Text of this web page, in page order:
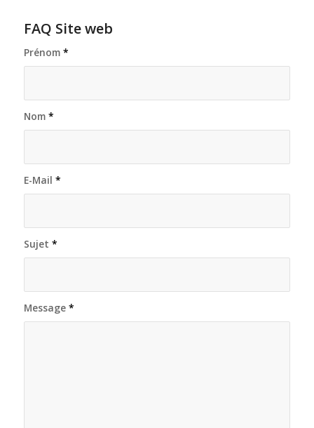
FAQ Site web
Prénom *
Nom *
E-Mail *
Sujet *
Message *